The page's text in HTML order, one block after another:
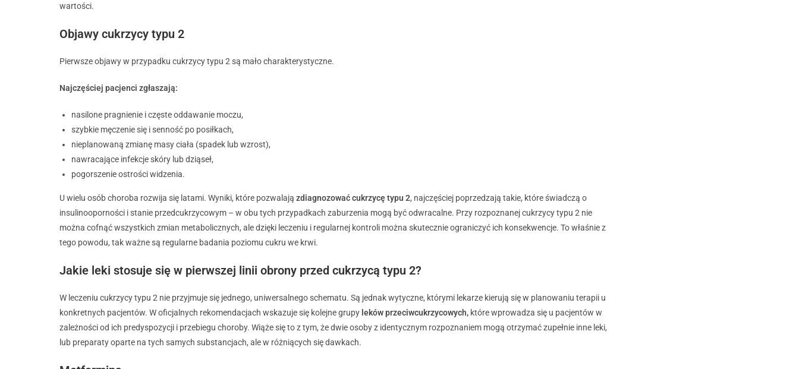
wartości.
Objawy cukrzycy typu 2
Pierwsze objawy w przypadku cukrzycy typu 2 są mało charakterystyczne.
Najczęściej pacjenci zgłaszają:
nasilone pragnienie i częste oddawanie moczu,
szybkie męczenie się i senność po posiłkach,
nieplanowaną zmianę masy ciała (spadek lub wzrost),
nawracające infekcje skóry lub dziąseł,
pogorszenie ostrości widzenia.
U wielu osób choroba rozwija się latami. Wyniki, które pozwalają zdiagnozować cukrzycę typu 2, najczęściej poprzedzają takie, które świadczą o
insulinooporności i stanie przedcukrzycowym – w obu tych przypadkach zaburzenia mogą być odwracalne. Przy rozpoznanej cukrzycy typu 2 nie
można cofnąć wszystkich zmian metabolicznych, ale dzięki leczeniu i regularnej kontroli można skutecznie ograniczyć ich konsekwencje. To właśnie z
tego powodu, tak ważne są regularne badania poziomu cukru we krwi.
Jakie leki stosuje się w pierwszej linii obrony przed cukrzycą typu 2?
W leczeniu cukrzycy typu 2 nie przyjmuje się jednego, uniwersalnego schematu. Są jednak wytyczne, którymi lekarze kierują się w planowaniu terapii u
konkretnych pacjentów. W oficjalnych rekomendacjach wskazuje się kolejne grupy leków przeciwcukrzycowych, które wprowadza się u pacjentów w
zależności od ich predyspozycji i przebiegu choroby. Wiąże się to z tym, że dwie osoby z identycznym rozpoznaniem mogą otrzymać zupełnie inne leki,
lub preparaty oparte na tych samych substancjach, ale w różniących się dawkach.